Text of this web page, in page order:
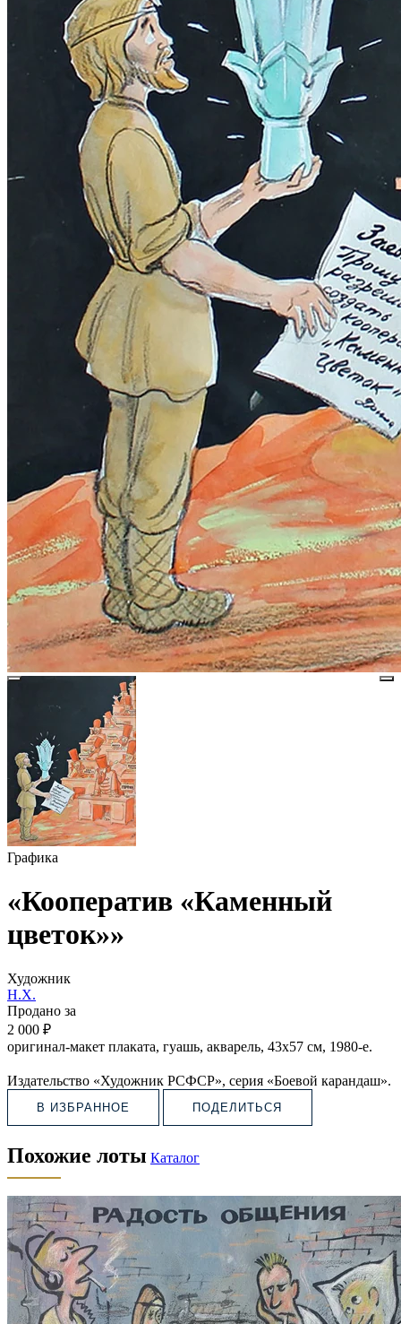
Графика
«Кооператив «Каменный
цветок»»
Художник
Н.Х.
Продано за
2 000 ₽
оригинал-макет плаката, гуашь, акварель, 43х57 см, 1980-е.
Издательство «Художник РСФСР», серия «Боевой карандаш».
В ИЗБРАННОЕ ПОДЕЛИТЬСЯ
Похожие лоты Каталог